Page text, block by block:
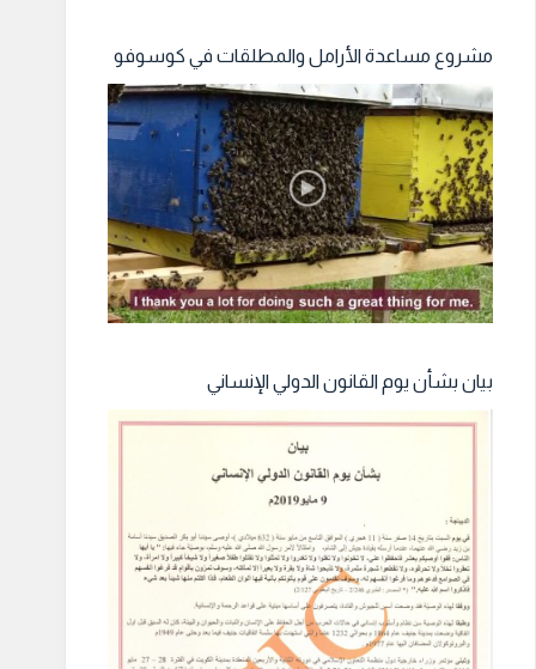
مشروع مساعدة الأرامل والمطلقات في كوسوفو
بيان بشأن يوم القانون الدولي الإنساني